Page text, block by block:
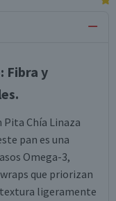
Fibra y
Chía Linaza
pan es una
Omega-3,
que priorizan
ligeramente